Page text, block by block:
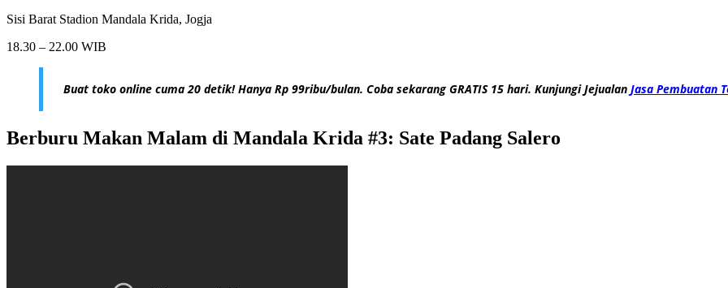
Sisi Barat Stadion Mandala Krida, Jogja
18.30 – 22.00 WIB
Buat toko online cuma 20 detik! Hanya Rp 99ribu/bulan. Coba sekarang GRATIS 15 hari. Kunjungi Jejualan Jasa Pembuatan
Berburu Makan Malam di Mandala Krida #3: Sate Padang Salero